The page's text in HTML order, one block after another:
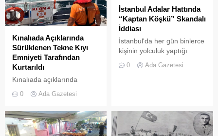
Koordinasyon Merkezi)
kararları doğrultusunda
ticari amaçlı elektrikli bisiklet
ve scooter kiralama
faaliyetleri yasaklanmış
durumda....
Kınalıada Açıklarında
Sürüklenen Tekne Kıyı
Emniyeti Tarafından
Kurtarıldı
Kınalıada açıklarında
denizde mahsur kalan bir
Müdürlüğü (KEGM)
ekiplerinin zamanında
0 Ada Gazetesi
İstanbul Adalar Hattında
“Kaptan Köşkü” Skandalı
İddiası
İstanbul'da her gün binlerce
kişinin yolculuk yaptığı
görüntüler "bu kadarına da
0 Ada Gazetesi